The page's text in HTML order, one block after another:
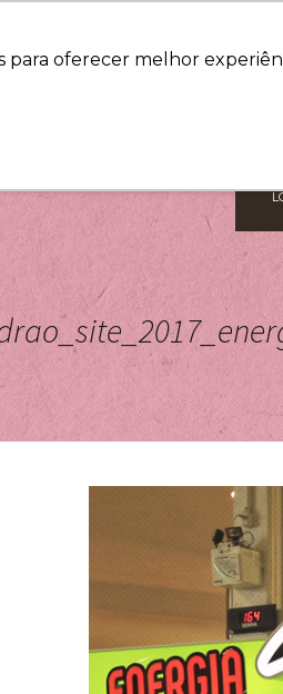
para oferecer melhor